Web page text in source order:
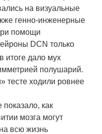
на визуальные
генно-инженерные
помощи
DCN только
итоге дало мух
полушарий.
тесте ходили ровнее
как
мозга могут
всю жизнь